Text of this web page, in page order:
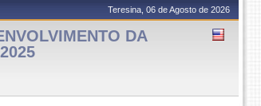
Teresina, 06 de Agosto de 2026
DA